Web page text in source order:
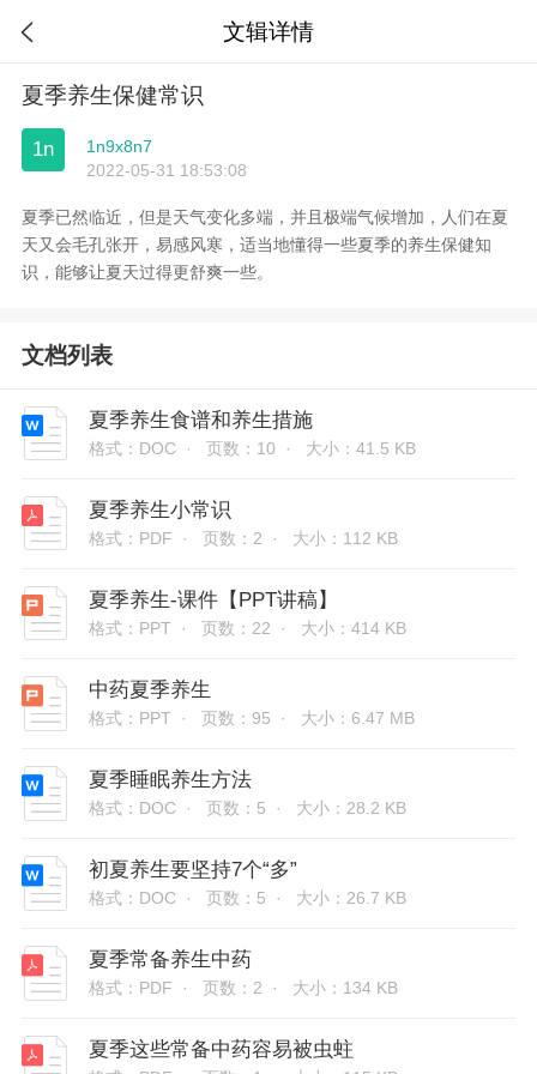
 文辑详情
夏季养生保健常识
1n
1n9x8n7
2022-05-31 18:53:08
夏季已然临近，但是天气变化多端，并且极端气候增加，人们在夏
天又会毛孔张开，易感风寒，适当地懂得一些夏季的养生保健知
识，能够让夏天过得更舒爽一些。
文档列表
夏季养生食谱和养生措施
格式：DOC · 页数：10 · 大小：41.5 KB
夏季养生小常识
格式：PDF · 页数：2 · 大小：112 KB
夏季养生-课件【PPT讲稿】
格式：PPT · 页数：22 · 大小：414 KB
中药夏季养生
格式：PPT · 页数：95 · 大小：6.47 MB
夏季睡眠养生方法
格式：DOC · 页数：5 · 大小：28.2 KB
初夏养生要坚持7个“多”
格式：DOC · 页数：5 · 大小：26.7 KB
夏季常备养生中药
格式：PDF · 页数：2 · 大小：134 KB
夏季这些常备中药容易被虫蛀